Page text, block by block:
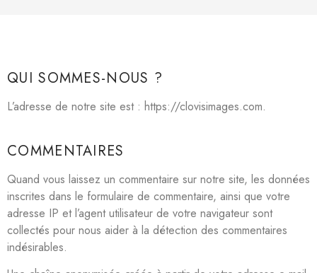
QUI SOMMES-NOUS ?
L’adresse de notre site est : https://clovisimages.com.
COMMENTAIRES
Quand vous laissez un commentaire sur notre site, les données
inscrites dans le formulaire de commentaire, ainsi que votre
adresse IP et l’agent utilisateur de votre navigateur sont
collectés pour nous aider à la détection des commentaires
indésirables.